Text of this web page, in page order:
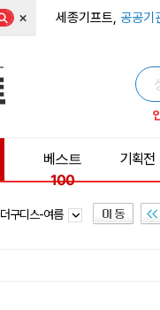
× 세종기프트, 공공기
베스트
100
기획전
더구디스-여름